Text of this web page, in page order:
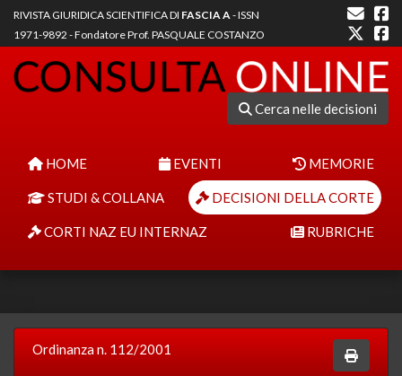
RIVISTA GIURIDICA SCIENTIFICA DI FASCIA A- ISSN
1971-9892 - Fondatore Prof. PASQUALE COSTANZO
Cerca nelle decisioni
HOME EVENTI MEMORIE
STUDI & COLLANA DECISIONI DELLA CORTE
CORTI NAZ EU INTERNAZ RUBRICHE
Ordinanza n. 112/2001